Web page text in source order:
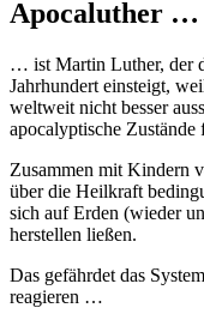
Apocaluther …
… ist Martin Luther, der
Jahrhundert einsteigt,
weltweit nicht besser
apocalyptische Zustände
Zusammen mit Kindern
über die Heilkraft
sich auf Erden (wieder
herstellen ließen.
Das gefährdet das
reagieren …